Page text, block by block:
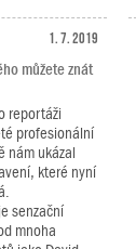
1. 7. 2019
můžete znát
reportáži
profesionální
nám ukázal
které nyní
senzační
mnoha